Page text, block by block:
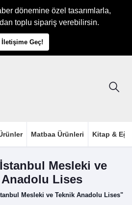
dönemine özel tasarımlarla,
toplu sipariş verebilirsin.
İletişime Geç!
Matbaa Ürünleri Kitap &
Mesleki ve
Lises
Mesleki ve Teknik Anadolu Lises"